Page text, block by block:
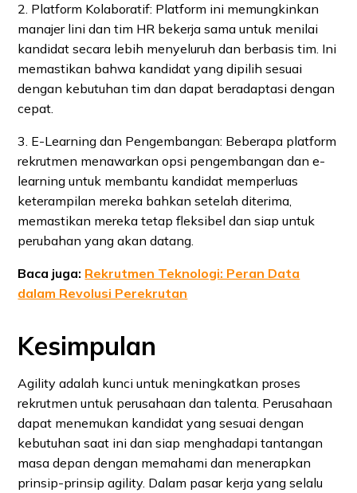
2. Platform Kolaboratif: Platform ini memungkinkan
manajer lini dan tim HR bekerja sama untuk menilai
kandidat secara lebih menyeluruh dan berbasis tim. Ini
memastikan bahwa kandidat yang dipilih sesuai
dengan kebutuhan tim dan dapat beradaptasi dengan
cepat.
3. E-Learning dan Pengembangan: Beberapa platform
rekrutmen menawarkan opsi pengembangan dan e-
learning untuk membantu kandidat memperluas
keterampilan mereka bahkan setelah diterima,
memastikan mereka tetap fleksibel dan siap untuk
perubahan yang akan datang.
Baca juga: Rekrutmen Teknologi: Peran Data
dalam Revolusi Perekrutan
Kesimpulan
Agility adalah kunci untuk meningkatkan proses
rekrutmen untuk perusahaan dan talenta. Perusahaan
dapat menemukan kandidat yang sesuai dengan
kebutuhan saat ini dan siap menghadapi tantangan
masa depan dengan memahami dan menerapkan
prinsip-prinsip agility. Dalam pasar kerja yang selalu